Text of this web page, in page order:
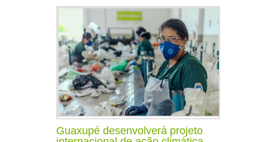
Guaxupé desenvolverá projeto